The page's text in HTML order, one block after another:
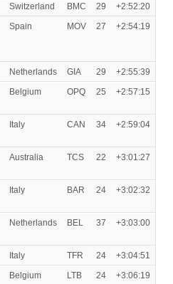
Switzerland BMC 29
+2:52:20
Spain MOV 27 +2:54:19
Netherlands GIA 29
+2:55:39
Belgium OPQ 25 +2:57:15
Italy CAN 34 +2:59:04
Australia TCS 22 +3:01:27
Italy BAR 24 +3:02:32
Netherlands BEL 37 +3:03:00
Italy TFR 24
+3:04:51
Belgium LTB 24 +3:06:19